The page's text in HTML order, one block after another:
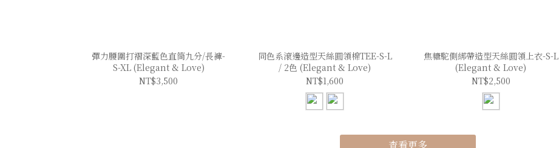
彈力腰圍打褶深藍色直筒九分/長褲-
S-XL (Elegant & Love)
NT$3,500
同色系滾邊造型天絲圓領棉TEE-S-L
/ 2色 (Elegant & Love)
NT$1,600
焦糖駝側綁帶造型天絲圓領上衣-S-L
(Elegant & Love)
NT$2,500
查看更多